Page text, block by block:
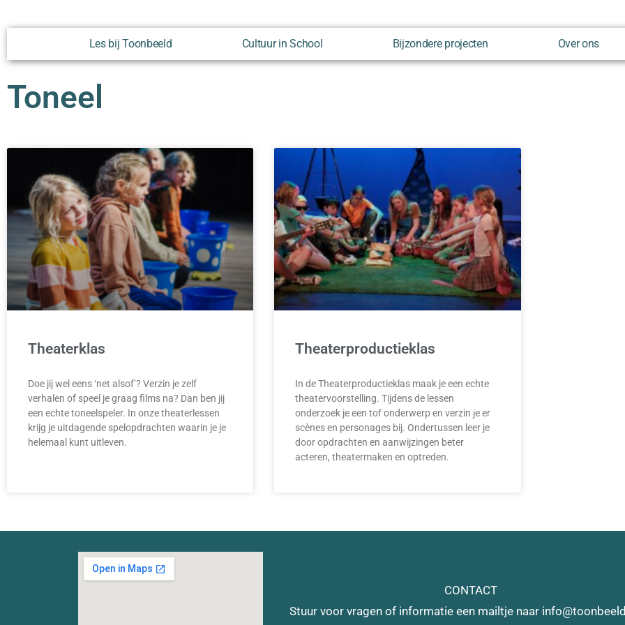
Les bij Toonbeeld Cultuur in School Bijzondere projecten Over ons
Toneel
Theaterklas
Doe jij wel eens ‘net alsof’? Verzin je zelf
verhalen of speel je graag films na? Dan ben jij
een echte toneelspeler. In onze theaterlessen
krijg je uitdagende spelopdrachten waarin je je
helemaal kunt uitleven.
Theaterproductieklas
In de Theaterproductieklas maak je een echte
theatervoorstelling. Tijdens de lessen
onderzoek je een tof onderwerp en verzin je er
scènes en personages bij. Ondertussen leer je
door opdrachten en aanwijzingen beter
acteren, theatermaken en optreden.
CONTACT
Stuur voor vragen of informatie een mailtje naar